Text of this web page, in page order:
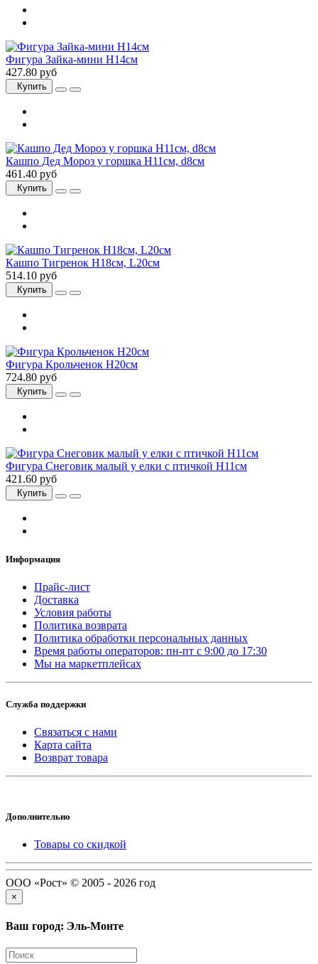
Фигура Зайка-мини H14см
427.80 руб
Купить
Кашпо Дед Мороз у горшка H11см, d8см
461.40 руб
Купить
Кашпо Тигренок H18см, L20см
514.10 руб
Купить
Фигура Крольченок H20см
724.80 руб
Купить
Фигура Снеговик малый у елки с птичкой H11см
421.60 руб
Купить
Информация
Прайс-лист
Доставка
Условия работы
Политика возврата
Политика обработки персональных данных
Время работы операторов: пн-пт с 9:00 до 17:30
Мы на маркетплейсах
Служба поддержки
Связаться с нами
Карта сайта
Возврат товара
Дополнительно
Товары со скидкой
ООО «Рост» © 2005 - 2026 год
×
Ваш город: Эль-Монте